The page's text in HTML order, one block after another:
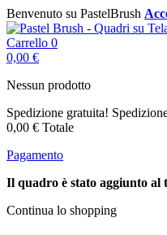
Benvenuto su PastelBrush
Carrello 0
0,00 €
Nessun prodotto
Spedizione gratuita!
0,00 € Totale
Pagamento
Il quadro è stato aggiunto al
Continua lo shopping